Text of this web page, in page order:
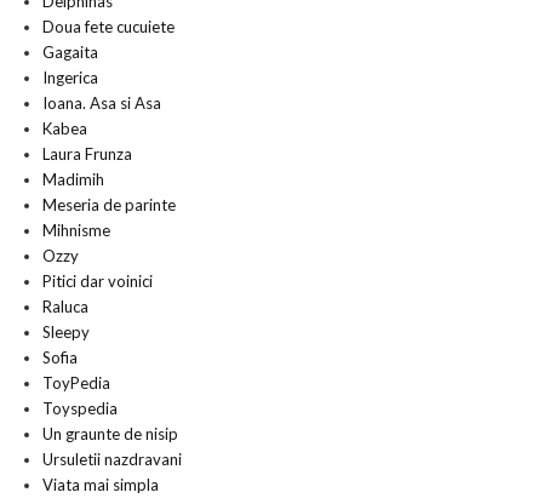
Doua fete cucuiete
Gagaita
Ingerica
Ioana. Asa si Asa
Kabea
Laura Frunza
Madimih
Meseria de parinte
Mihnisme
Ozzy
Pitici dar voinici
Raluca
Sleepy
Sofia
ToyPedia
Toyspedia
Un graunte de nisip
Ursuletii nazdravani
Viata mai simpla